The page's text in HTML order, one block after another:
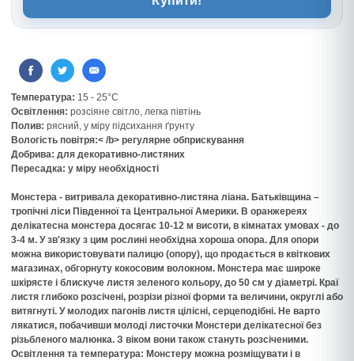
Температура: 15 - 25°C
Освітлення: розсіяне світло, легка півтінь
Полив: рясний, у міру підсихання ґрунту
Вологість повітря:< /b> регулярне обприскування
Добрива: для декоративно-листяних
Пересадка: у міру необхідності
Монстера - витривала декоративно-листяна ліана. Батьківщина –
тропічні ліси Південної та Центральної Америки. В оранжереях
делікатесна монстера досягає 10-12 м висоти, в кімнатах умовах - до
3-4 м. У зв'язку з цим рослині необхідна хороша опора. Для опори
можна використовувати палицю (опору), що продається в квіткових
магазинах, обгорнуту кокосовим волокном. Монстера має широке
шкірясте і блискуче листя зеленого кольору, до 50 см у діаметрі. Краї
листя глибоко розсічені, розрізи різної форми та величини, округлі або
витягнуті. У молодих пагонів листя цілісні, серцеподібні. Не варто
лякатися, побачивши молоді листочки Монстери делікатесної без
різьбленого малюнка. З віком вони також стануть розсіченими.
Освітлення та температура: Монстеру можна розміщувати і в